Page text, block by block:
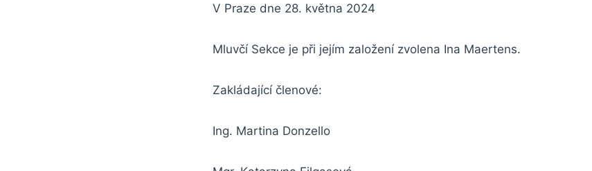
V Praze dne 28. května 2024
Mluvčí Sekce je při jejím založení zvolena Ina Maertens.
Zakládající členové:
Ing. Martina Donzello